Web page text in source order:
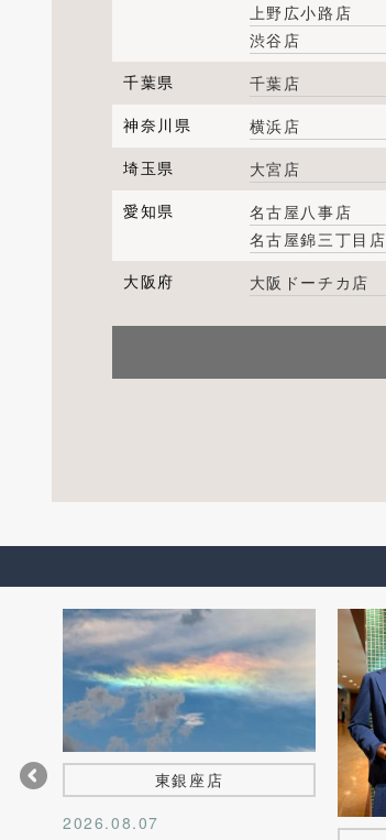
上野広小路店
渋谷店
千葉県
千葉店
神奈川県
横浜店
埼玉県
大宮店
愛知県
名古屋八事店
名古屋錦三丁目店
大阪府
大阪ドーチカ店
東銀座店
2026.08.07